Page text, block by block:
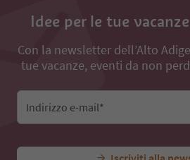
Idee per le tue
Con la newsletter dell’Alto
tue vacanze, eventi da non
Indirizzo e-mail*